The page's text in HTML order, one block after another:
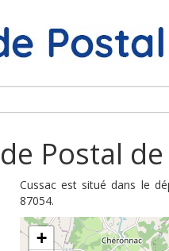
Postal
Cussac est situé dans le
87054.
+